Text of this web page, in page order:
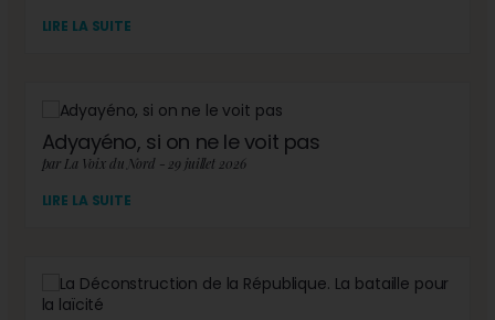
LIRE LA SUITE
Adyayéno, si on ne le voit pas
par La Voix du Nord - 29 juillet 2026
LIRE LA SUITE